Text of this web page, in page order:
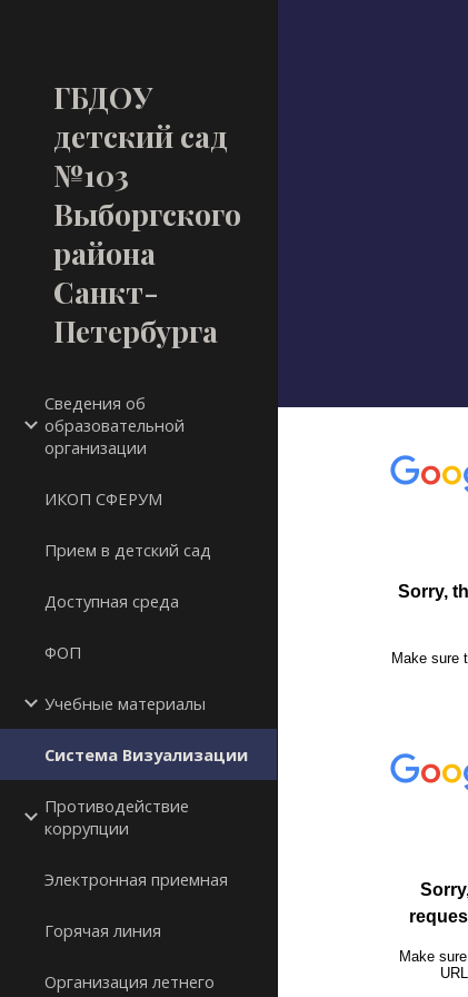
ГБДОУ
детский сад
№103
Выборгского
района
Санкт-
Петербурга
Сведения об
образовательной
организации
ИКОП СФЕРУМ
Прием в детский сад
Доступная среда
ФОП
Учебные материалы
Система Визуализации
Противодействие
коррупции
Электронная приемная
Горячая линия
Организация летнего